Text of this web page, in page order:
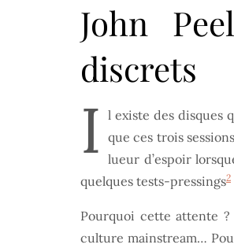
John
discrets
I l existe des disques
que ces trois
lueur d’espoir
quelques tests-pressings2
Pourquoi cette attente ?
culture mainstream…